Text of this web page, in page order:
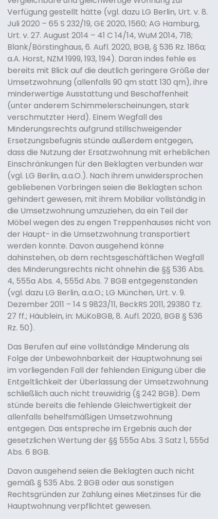
Verfügung gestellt hätte (vgl. dazu LG Berlin, Urt. v. 8.
Juli 2020 – 65 S 232/19, GE 2020, 1560; AG Hamburg,
Urt. v. 27. August 2014 – 41 C 14/14, WuM 2014, 718;
Blank/Börstinghaus, 6. Aufl. 2020, BGB, § 536 Rz. 186a;
a.A. Horst, NZM 1999, 193, 194). Daran indes fehle es
bereits mit Blick auf die deutlich geringere Größe der
Umsetzwohnung (allenfalls 90 qm statt 130 qm), ihre
minderwertige Ausstattung und Beschaffenheit
(unter anderem Schimmelerscheinungen, stark
verschmutzter Herd). Einem Wegfall des
Minderungsrechts aufgrund stillschweigender
Ersetzungsbefugnis stünde außerdem entgegen,
dass die Nutzung der Ersatzwohnung mit erheblichen
Einschränkungen für den Beklagten verbunden war
(vgl. LG Berlin, a.a.O.). Nach ihrem unwidersprochen
gebliebenen Vorbringen seien die Beklagten schon
gehindert gewesen, mit ihrem Mobiliar vollständig in
die Umsetzwohnung umzuziehen, da ein Teil der
Möbel wegen des zu engen Treppenhauses nicht von
der Haupt- in die Umsetzwohnung transportiert
werden konnte. Davon ausgehend könne
dahinstehen, ob dem rechtsgeschäftlichen Wegfall
des Minderungsrechts nicht ohnehin die §§ 536 Abs.
4, 555a Abs. 4, 555d Abs. 7 BGB entgegenstanden
(vgl. dazu LG Berlin, a.a.O.; LG München, Urt. v. 9.
Dezember 2011 – 14 S 9823/11, BeckRS 2011, 29380 Tz.
27 ff.; Häublein, in: MüKoBGB, 8. Aufl. 2020, BGB § 536
Rz. 50).
Das Berufen auf eine vollständige Minderung als
Folge der Unbewohnbarkeit der Hauptwohnung sei
im vorliegenden Fall der fehlenden Einigung über die
Entgeltlichkeit der Überlassung der Umsetzwohnung
schließlich auch nicht treuwidrig (§ 242 BGB). Dem
stünde bereits die fehlende Gleichwertigkeit der
allenfalls behelfsmäßigen Umsetzwohnung
entgegen. Das entspreche im Ergebnis auch der
gesetzlichen Wertung der §§ 555a Abs. 3 Satz 1, 555d
Abs. 6 BGB.
Davon ausgehend seien die Beklagten auch nicht
gemäß § 535 Abs. 2 BGB oder aus sonstigen
Rechtsgründen zur Zahlung eines Mietzinses für die
Hauptwohnung verpflichtet gewesen.